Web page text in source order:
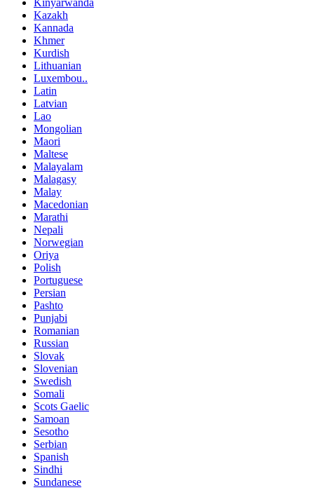
Kinyarwanda
Kazakh
Kannada
Khmer
Kurdish
Lithuanian
Luxembou..
Latin
Latvian
Lao
Mongolian
Maori
Maltese
Malayalam
Malagasy
Malay
Macedonian
Marathi
Nepali
Norwegian
Oriya
Polish
Portuguese
Persian
Pashto
Punjabi
Romanian
Russian
Slovak
Slovenian
Swedish
Somali
Scots Gaelic
Samoan
Sesotho
Serbian
Spanish
Sindhi
Sundanese